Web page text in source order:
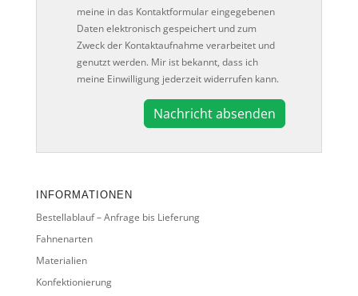
meine in das Kontaktformular eingegebenen
Daten elektronisch gespeichert und zum
Zweck der Kontaktaufnahme verarbeitet und
genutzt werden. Mir ist bekannt, dass ich
meine Einwilligung jederzeit widerrufen kann.
l
n
a
t
v
INFORMATIONEN
Bestellablauf – Anfrage bis Lieferung
Fahnenarten
Materialien
Konfektionierung